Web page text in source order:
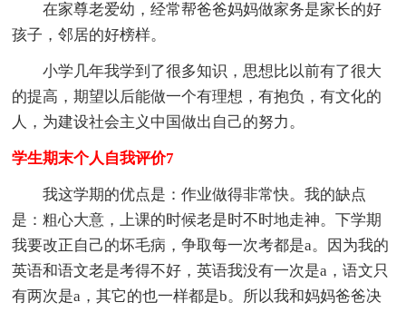
在家尊老爱幼，经常帮爸爸妈妈做家务是家长的好
孩子，邻居的好榜样。
小学几年我学到了很多知识，思想比以前有了很大
的提高，期望以后能做一个有理想，有抱负，有文化的
人，为建设社会主义中国做出自己的努力。
学生期末个人自我评价7
我这学期的优点是：作业做得非常快。我的缺点
是：粗心大意，上课的时候老是时不时地走神。下学期
我要改正自己的坏毛病，争取每一次考都是a。因为我的
英语和语文老是考得不好，英语我没有一次是a，语文只
有两次是a，其它的也一样都是b。所以我和妈妈爸爸决